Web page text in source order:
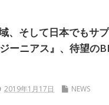
、そして日本でもサ
ーニアス』、待望の
2019年1月17日 NEWS